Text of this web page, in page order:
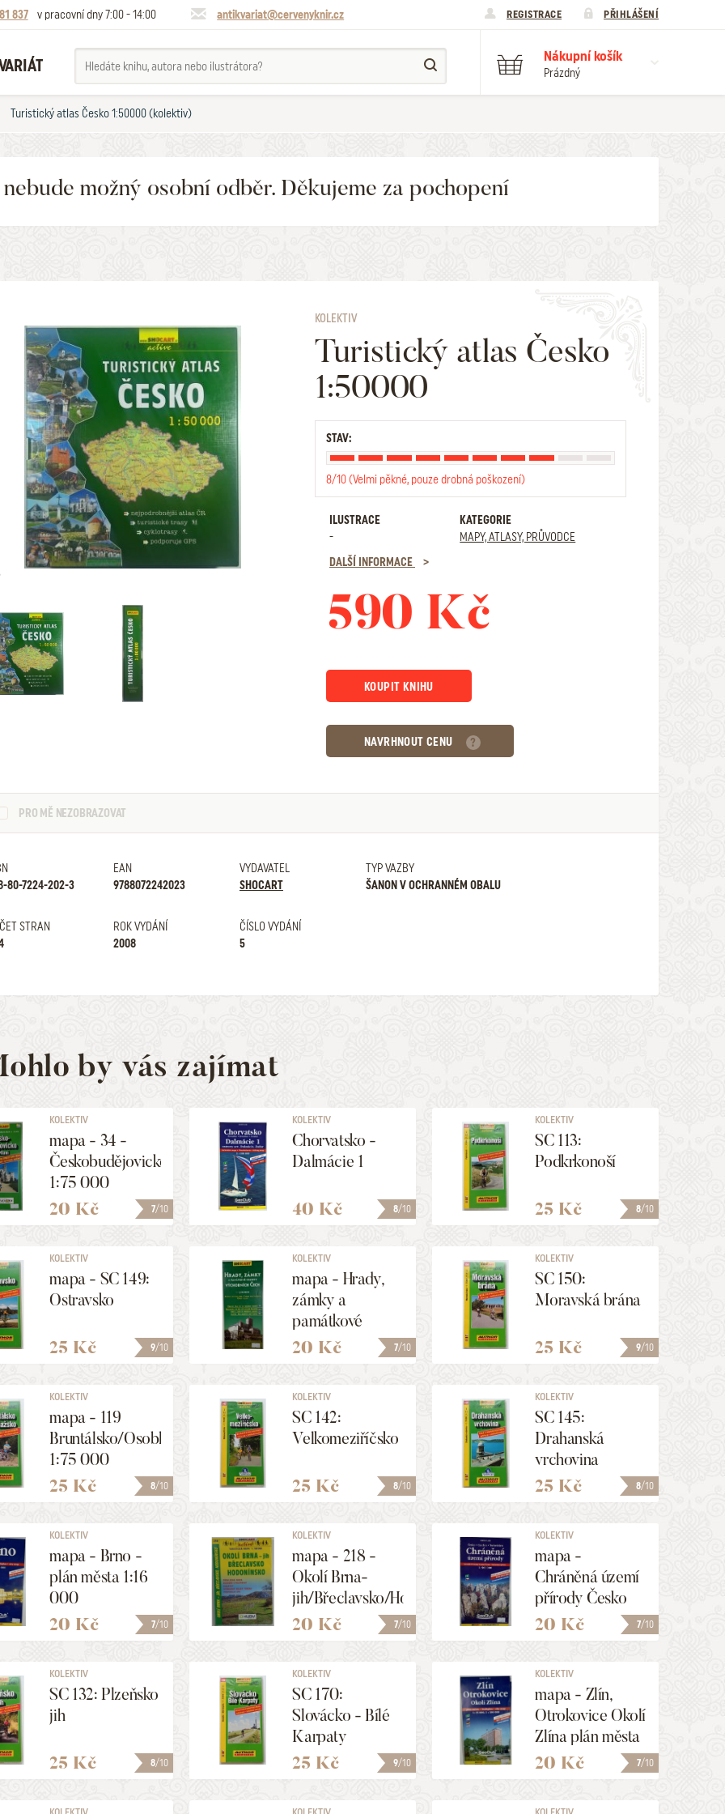
837 v pracovní dny 7:00 - 14:00 antikvariat@cervenyknir.cz REGISTRACE PŘIHLÁŠENÍ
Nákupní košík
Prázdný
Turistický atlas Česko 1:50000 (kolektiv)
možný osobní odběr. Děkujeme za pochopení
KOLEKTIV
Turistický atlas Česko
1:50000
STAV:
8/10 (Velmi pěkné, pouze drobná poškození)
ILUSTRACE
-
KATEGORIE
MAPY, ATLASY, PRŮVODCE
DALŠÍ INFORMACE
590 Kč
KOUPIT KNIHU
NAVRHNOUT CENU
PRO MĚ NEZOBRAZOVAT
80-7224-202-3
EAN
9788072242023
VYDAVATEL
SHOCART
TYP VAZBY
ŠANON V OCHRANNÉM OBALU
STRAN
ROK VYDÁNÍ
2008
ČÍSLO VYDÁNÍ
5
by vás zajímat
7/10
KOLEKTIV
mapa - 34 -
Českobudějovicko/Povltaví
1:75 000
20 Kč 8/10
KOLEKTIV
Chorvatsko -
Dalmácie 1
40 Kč 8/10
KOLEKTIV
SC 113:
Podkrkonoší
25 Kč
9/10
KOLEKTIV
mapa - SC 149:
Ostravsko
25 Kč 7/10
KOLEKTIV
mapa - Hrady,
zámky a
památkové
objekty
východních
Čech 1: 300 000
20 Kč 9/10
KOLEKTIV
SC 150:
Moravská brána
25 Kč
8/10
KOLEKTIV
mapa - 119
Bruntálsko/Osoblažsko
1:75 000
25 Kč 8/10
KOLEKTIV
SC 142:
Velkomeziříčsko
25 Kč 8/10
KOLEKTIV
SC 145:
Drahanská
vrchovina
25 Kč
7/10
KOLEKTIV
mapa - Brno -
plán města 1:16
000
20 Kč 7/10
KOLEKTIV
mapa - 218 -
Okolí Brna-
jih/Břeclavsko/Hodonínsko
1:100 000
20 Kč 7/10
KOLEKTIV
mapa -
Chráněná území
přírody Česko
1:500 000
20 Kč
8/10
KOLEKTIV
SC 132: Plzeňsko
jih
25 Kč 9/10
KOLEKTIV
SC 170:
Slovácko - Bílé
Karpaty
25 Kč 7/10
KOLEKTIV
mapa - Zlín,
Otrokovice Okolí
Zlína plán města
1:15 000 /1:100
000/
20 Kč